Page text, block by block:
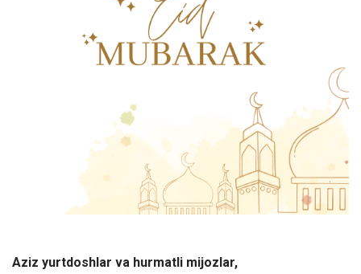
Aziz yurtdoshlar va hurmatli mijozlar,